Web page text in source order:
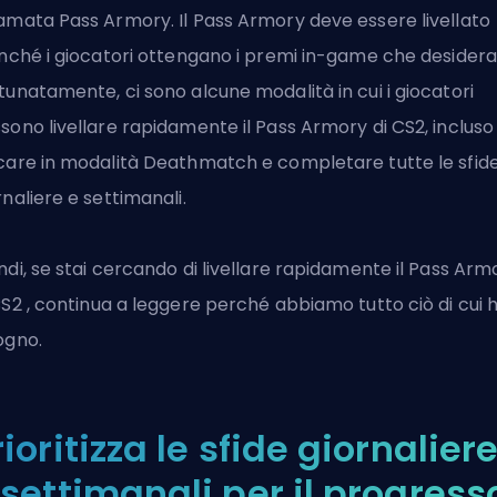
Pass Armory. Il Pass Armory deve essere livellato
i giocatori ottengano i premi in-game che
ci sono alcune modalità in cui i giocatori
livellare rapidamente il Pass Armory di CS2, incluso
in modalità Deathmatch e completare tutte le
e settimanali.
se stai cercando di livellare rapidamente il Pass
, continua a leggere perché abbiamo tutto ciò di cui
le sfide giornaliere